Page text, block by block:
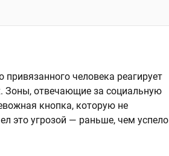
человека реагирует
Зоны, отвечающие за социальную
кнопка, которую не
это угрозой — раньше, чем успело